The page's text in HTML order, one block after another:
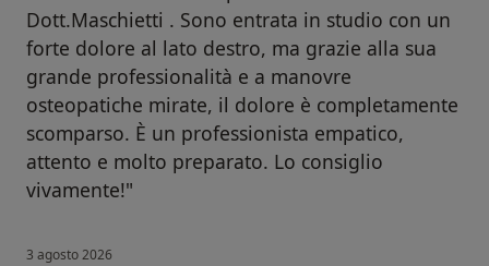
Dott.Maschietti . Sono entrata in studio con un
forte dolore al lato destro, ma grazie alla sua
grande professionalità e a manovre
osteopatiche mirate, il dolore è completamente
scomparso. È un professionista empatico,
attento e molto preparato. Lo consiglio
vivamente!"
3 agosto 2026